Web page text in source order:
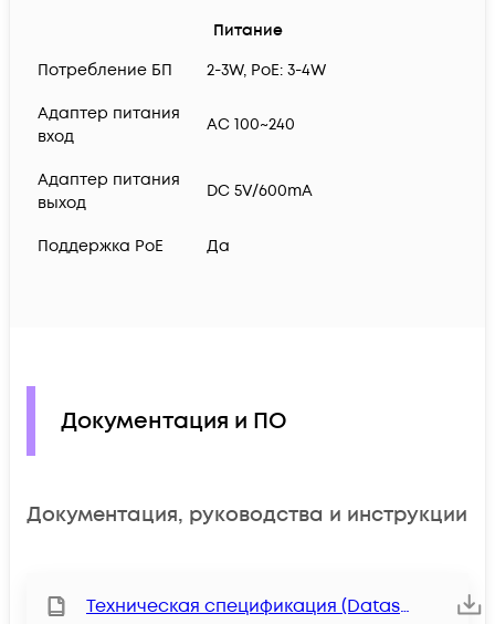
Питание
Потребление БП
2-3W, PoE: 3-4W
Адаптер питания
вход
AC 100~240
Адаптер питания
выход
DC 5V/600mA
Поддержка PoE Да
Документация и ПО
Документация, руководства и инструкции
Техническая спецификация (Datasheet)